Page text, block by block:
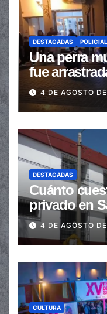
DESTACADAS
Una perra
fue
en la senda
4 DE AGOSTO
DESTACADAS
Cuánto
privado en
de $110.000
4 DE AGOSTO
CULTURA